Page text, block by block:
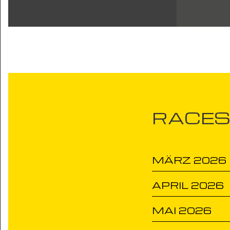
RACES
MÄRZ 2026
APRIL 2026
MAI 2026